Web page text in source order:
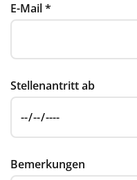
E-Mail*
Stellenantritt ab
Bemerkungen